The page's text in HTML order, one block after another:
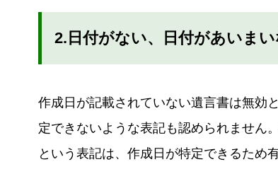
2.日付がない、日付があいま
作成日が記載されていない遺言書は無効
定できないような表記も認められません
という表記は、作成日が特定できるため